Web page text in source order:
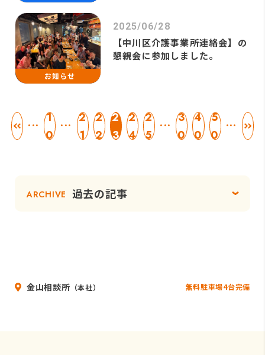
お知らせ
2025/06/28
【中川区介護事業所連絡会】の
懇親会に参加しました。
... 1
0
... 2
1
2
2
2
3
2
4
2
5
... 3
0
4
0
5
0
...
ARCHIVE 過去の記事
金山相談所 （本社） 無料駐車場4台完備